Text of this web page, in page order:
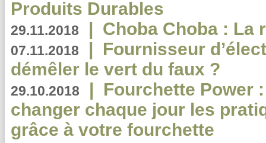
Produits Durables
29.11.2018 | Choba Choba : La
07.11.2018 | Fournisseur
démêler le vert du faux ?
29.10.2018 | Fourchette Power
changer chaque jour les
grâce à votre fourchette